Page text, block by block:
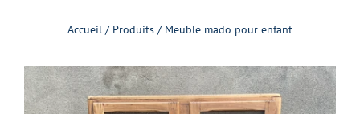
Accueil / Produits / Meuble mado pour enfant